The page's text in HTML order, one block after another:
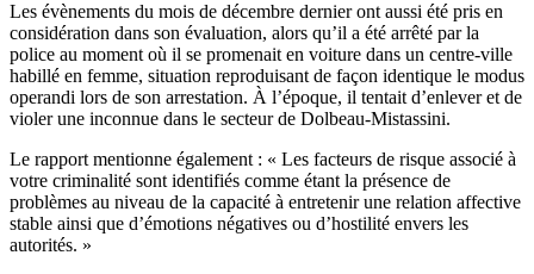
Les évènements du mois de décembre dernier ont aussi été pris en
considération dans son évaluation, alors qu’il a été arrêté par la
police au moment où il se promenait en voiture dans un centre-ville
habillé en femme, situation reproduisant de façon identique le modus
operandi lors de son arrestation. À l’époque, il tentait d’enlever et de
violer une inconnue dans le secteur de Dolbeau-Mistassini.
Le rapport mentionne également : « Les facteurs de risque associé à
votre criminalité sont identifiés comme étant la présence de
problèmes au niveau de la capacité à entretenir une relation affective
stable ainsi que d’émotions négatives ou d’hostilité envers les
autorités. »